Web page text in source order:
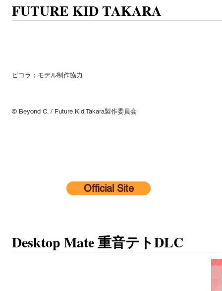
FUTURE KID TAKARA
ピコラ：モデル制作協力
© Beyond C. / Future Kid Takara製作委員会
Official Site
Desktop Mate 重音テトDLC